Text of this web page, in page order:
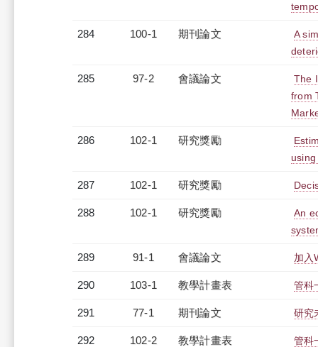
284 100-1 期刊論文
A
285 97-2 會議論文
The
from
286 102-1 研究獎勵
287 102-1 研究獎勵
288 102-1 研究獎勵
An
289 91-1 會議論文 加入
290 103-1 教學計畫表 管科
291 77-1 期刊論文 研究
292 102-2 教學計畫表 管科